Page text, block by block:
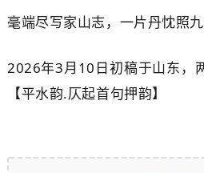
毫端尽写家山志，一片丹忱照九
2026年3月10日初稿于山东，
【平水韵.仄起首句押韵】